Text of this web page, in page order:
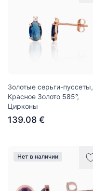
Золотые серьги-пуссеты,
Красное Золото 585°,
Цирконы
139.08 €
Нет в наличии